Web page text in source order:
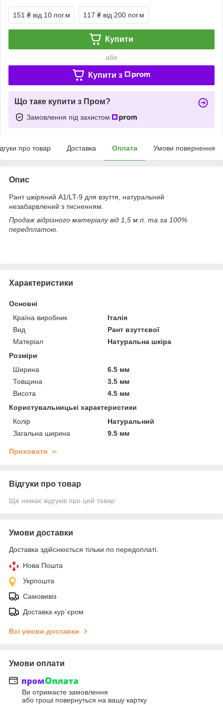
151 ₴ від 10 пог.м 117 ₴ від 200 пог.м
Купити
або
Купити з
Що таке купити з Пром?
Замовлення під захистом
про товар Доставка Оплата Умови повернення
Опис
Рант шкіряний А1/LT-9 для взуття, натуральний
незабарвлений з тисненням.
Продаж відрізного матеріалу від 1,5 м.п. та за 100%
передплатою.
Характеристики
Основні
Країна виробник
Італія
Вид
Рант взуттєвої
Матеріал
Натуральна шкіра
Розміри
Ширина
6.5 мм
Товщина
3.5 мм
Висота
4.5 мм
Користувальницькі характеристики
Колір
Натуральний
Загальна ширина
9.5 мм
Приховати
Відгуки про товар
Ще немає відгуків про цей товар
Умови доставки
Доставка здійснюється тільки по передоплаті.
Нова Пошта
Укрпошта
Самовивіз
Доставка кур`єром
Всі умови доставки
Умови оплати
Ви отримаєте замовлення
або гроші повернуться на вашу картку